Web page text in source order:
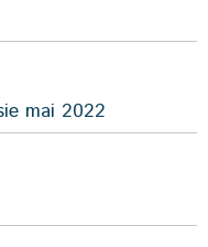
mai 2022